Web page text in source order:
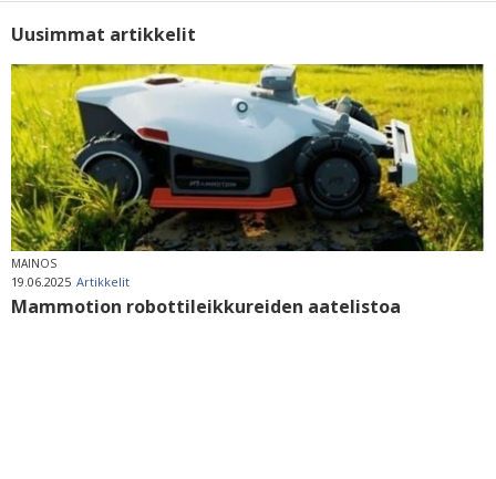
Uusimmat artikkelit
MAINOS
19.06.2025 Artikkelit
Mammotion robottileikkureiden aatelistoa